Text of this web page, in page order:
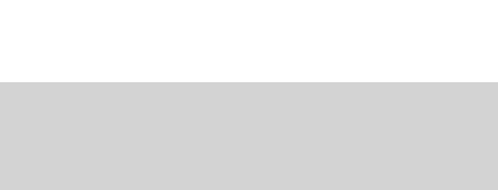
de tela